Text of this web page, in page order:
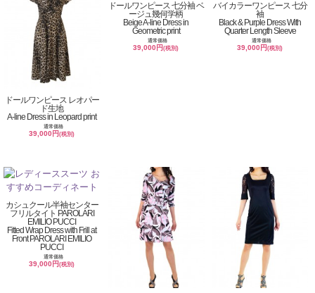
ドールワンピース レオパー
ド生地
A-line Dress in Leopard print
通常価格
39,000円(税別)
ドールワンピース 七分袖 ベ
ージュ幾何学柄
Beige A-line Dress in
Geometric print
通常価格
39,000円(税別)
バイカラーワンピース 七分
袖
Black & Purple Dress With
Quarter Length Sleeve
通常価格
39,000円(税別)
カシュクール半袖センター
フリルタイト PAROLARI
EMILIO PUCCI
Fitted Wrap Dress with Frill at
Front PAROLARI EMILIO
PUCCI
通常価格
39,000円(税別)